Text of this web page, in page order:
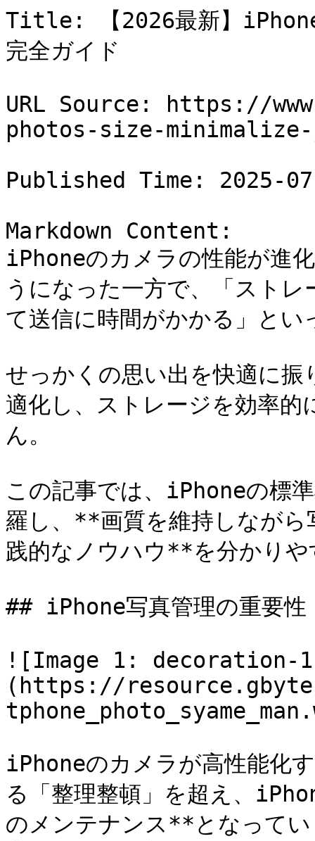
Title: 【2026最新】iPhone
完全ガイド
URL Source: https://
photos-size-
Published Time: 2025-
Markdown Content:
iPhoneのカメラの性能が進
うになった一方で、「スト
て送信に時間がかかる」と
せっかくの思い出を快適に
適化し、ストレージを効率
ん。
この記事では、iPhoneの標
羅し、**画質を維持しながら
践的なノウハウ**を分かりや
## iPhone写真管理の重要性
![Image 1: decoration-
(https://
iPhoneのカメラが高性能化
る「整理整頓」を超え、
のメンテナンス**となって